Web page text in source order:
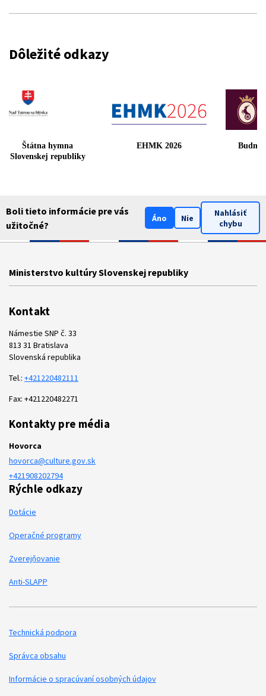
Dôležité odkazy
Štátna hymna
Slovenskej republiky
EHMK 2026
Boli tieto informácie pre vás
užitočné?
Áno Nie
Nahlásiť
chybu
Ministerstvo kultúry Slovenskej republiky
Kontakt
Námestie SNP č. 33
813 31 Bratislava
Slovenská republika
Tel.: +421220482111
Fax: +421220482271
Kontakty pre média
Hovorca
hovorca@culture.gov.sk
+421908202794
Rýchle odkazy
Dotácie
Operačné programy
Zverejňovanie
Anti-SLAPP
Podporné odkazy
Technická podpora
Správca obsahu
Informácie o spracúvaní osobných údajov